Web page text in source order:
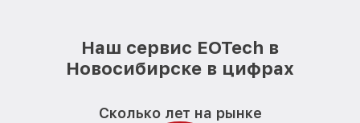
Наш сервис EOTech в
Новосибирске в цифрах
Сколько лет на рынке